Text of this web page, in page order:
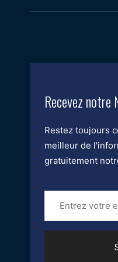
Recevez
Restez toujours
meilleur de
gratuitement
Entrez
votre
email